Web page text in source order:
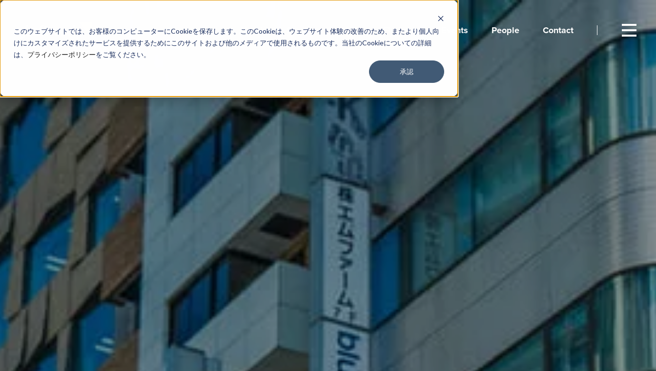
このウェブサイトでは、お客様のコンピューターにCookieを保存します。このCookieは、ウェブサイト体験の改善のため、またより個人向
けにカスタマイズされたサービスを提供するためにこのサイトおよび他のメディアで使用されるものです。当社のCookieについての詳細
は、 プライバシーポリシーをご覧ください。
承認
About Service Work Findings Events People Contact